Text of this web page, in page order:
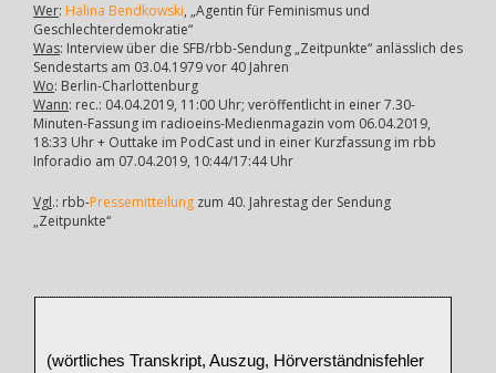
Wer: Halina Bendkowski, „Agentin für Feminismus und
Geschlechterdemokratie“
Was: Interview über die SFB/rbb-Sendung „Zeitpunkte“ anlässlich des
Sendestarts am 03.04.1979 vor 40 Jahren
Wo: Berlin-Charlottenburg
Wann: rec.: 04.04.2019, 11:00 Uhr; veröffentlicht in einer 7.30-
Minuten-Fassung im radioeins-Medienmagazin vom 06.04.2019,
18:33 Uhr + Outtake im PodCast und in einer Kurzfassung im rbb
Inforadio am 07.04.2019, 10:44/17:44 Uhr
Vgl.: rbb-Pressemitteilung zum 40. Jahrestag der Sendung
„Zeitpunkte“
(wörtliches Transkript, Auszug, Hörverständnisfehler